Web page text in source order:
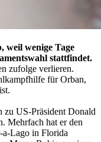
weil wenige Tage
stattfindet.
zufolge verlieren.
für Orban,
zu US-Präsident Donald
Mehrfach hat er den
a-Lago in Florida